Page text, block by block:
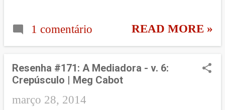
de atirar em alguém? [Andrew,
antiga facção ser aniquilada
pela simulação de Jeanine
Meathews que controlou os
membros da Audácia para
assassinar a todos, Tris se junta
1 comentário READ MORE »
Resenha #171: A Mediadora - v. 6:
Crepúsculo | Meg Cabot
março 28, 2014